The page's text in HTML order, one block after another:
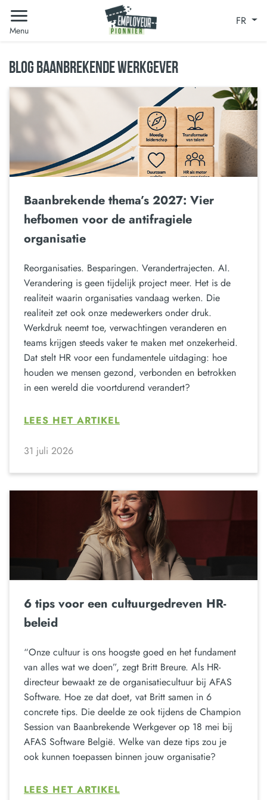
Menu
FR
BLOG BAANBREKENDE WERKGEVER
Baanbrekende thema’s 2027: Vier
hefbomen voor de antifragiele
organisatie
Reorganisaties. Besparingen. Verandertrajecten. AI.
Verandering is geen tijdelijk project meer. Het is de
realiteit waarin organisaties vandaag werken. Die
realiteit zet ook onze medewerkers onder druk.
Werkdruk neemt toe, verwachtingen veranderen en
teams krijgen steeds vaker te maken met onzekerheid.
Dat stelt HR voor een fundamentele uitdaging: hoe
houden we mensen gezond, verbonden en betrokken
in een wereld die voortdurend verandert?
LEES HET ARTIKEL
31 juli 2026
6 tips voor een cultuurgedreven HR-
beleid
“Onze cultuur is ons hoogste goed en het fundament
van alles wat we doen”, zegt Britt Breure. Als HR-
directeur bewaakt ze de organisatiecultuur bij AFAS
Software. Hoe ze dat doet, vat Britt samen in 6
concrete tips. Die deelde ze ook tijdens de Champion
Session van Baanbrekende Werkgever op 18 mei bij
AFAS Software België. Welke van deze tips zou je
ook kunnen toepassen binnen jouw organisatie?
LEES HET ARTIKEL